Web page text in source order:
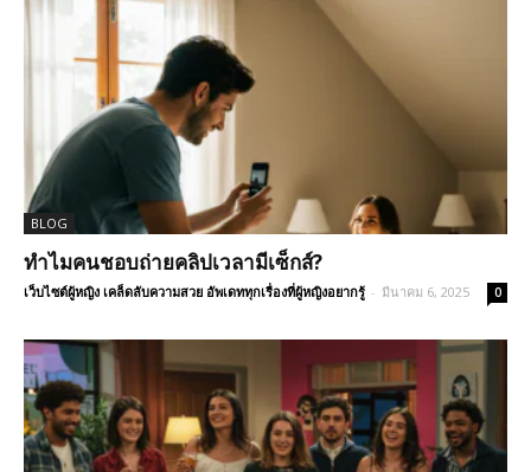
BLOG
ทำไมคนชอบถ่ายคลิปเวลามีเซ็กส์?
เว็บไซต์ผู้หญิง เคล็ดลับความสวย อัพเดททุกเรื่องที่ผู้หญิงอยากรู้ - มีนาคม 6, 2025 0